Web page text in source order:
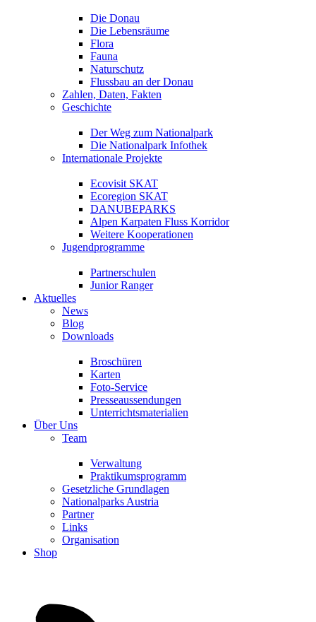
Die Donau
Die Lebensräume
Flora
Fauna
Naturschutz
Flussbau an der Donau
Zahlen, Daten, Fakten
Geschichte
Der Weg zum Nationalpark
Die Nationalpark Infothek
Internationale Projekte
Ecovisit SKAT
Ecoregion SKAT
DANUBEPARKS
Alpen Karpaten Fluss Korridor
Weitere Kooperationen
Jugendprogramme
Partnerschulen
Junior Ranger
Aktuelles
News
Blog
Downloads
Broschüren
Karten
Foto-Service
Presseaussendungen
Unterrichtsmaterialien
Über Uns
Team
Verwaltung
Praktikumsprogramm
Gesetzliche Grundlagen
Nationalparks Austria
Partner
Links
Organisation
Shop